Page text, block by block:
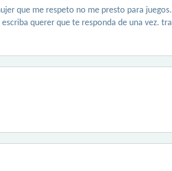
que me respeto no me presto para
querer que te responda de una vez.